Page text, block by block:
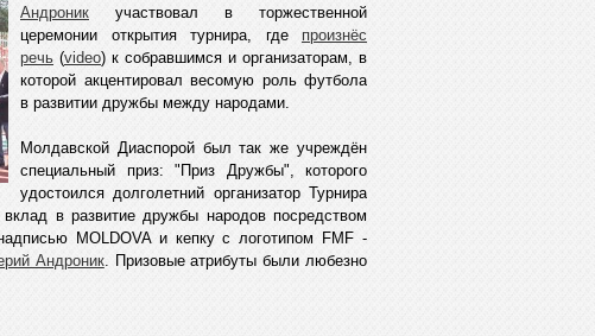
Андроник участвовал в торжественной
церемонии открытия турнира, где произнёс
речь (video) к собравшимся и организаторам, в
которой акцентировал весомую роль футбола
в развитии дружбы между народами.
Молдавской Диаспорой был так же учреждён
специальный приз: "Приз Дружбы", которого
удостоился долголетний организатор Турнира
в развитие дружбы народов посредством
MOLDOVA и кепку с логотипом FMF -
Андроник. Призовые атрибуты были любезно